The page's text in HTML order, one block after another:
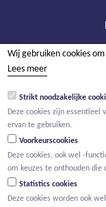
Wij gebruiken cookies
Lees meer
Strikt noodzakelijke
Deze cookies zijn
ervan te gebruiken.
Voorkeurscookies
Deze cookies, ook wel -
om keuzes te onthouden die
Statistics cookies
Deze cookies worden ook